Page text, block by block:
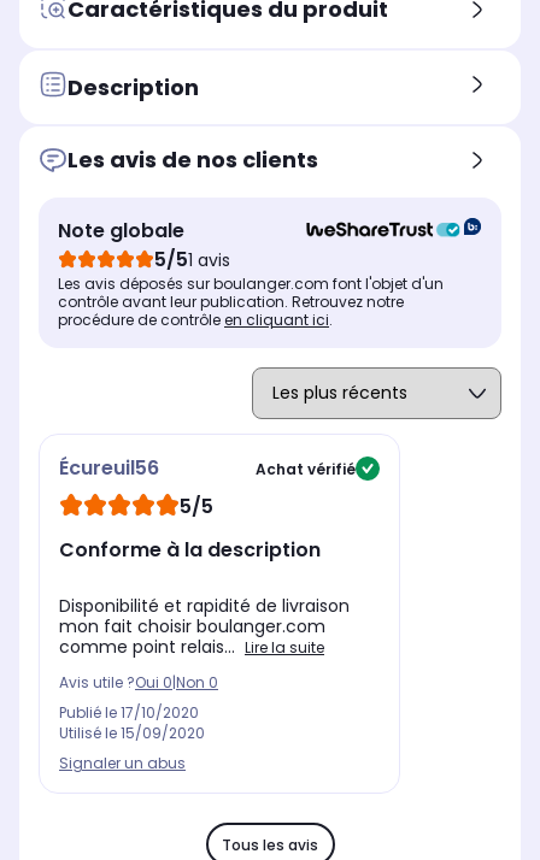
Caractéristiques du produit
Description
Les avis de nos clients
Note globale
5/51 avis
Les avis déposés sur boulanger.com font l'objet d'un
contrôle avant leur publication. Retrouvez notre
procédure de contrôleen cliquant ici.
Écureuil56 Achat vérifié
5/5
Conforme à la description
Disponibilité et rapidité de livraison
mon fait choisir boulanger.com
comme point relais... Lire la suite
Avis utile ?Oui 0 Non 0
Publié le17/10/2020
Utilisé le15/09/2020
Signaler un abus
Tous les avis